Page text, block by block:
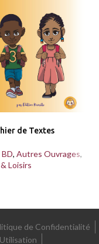
de Textes
, Autres Ouvrages,
Loisirs
de Confidentialité